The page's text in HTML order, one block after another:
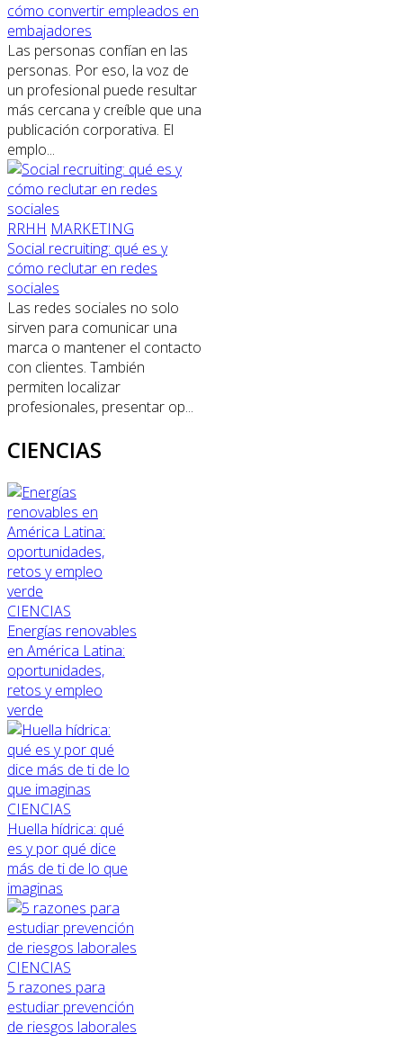
cómo convertir empleados en
embajadores
Las personas confían en las
personas. Por eso, la voz de
un profesional puede resultar
más cercana y creíble que una
publicación corporativa. El
emplo...
RRHH MARKETING
Social recruiting: qué es y
cómo reclutar en redes
sociales
Las redes sociales no solo
sirven para comunicar una
marca o mantener el contacto
con clientes. También
permiten localizar
profesionales, presentar op...
CIENCIAS
CIENCIAS
Energías renovables
en América Latina:
oportunidades,
retos y empleo
verde
CIENCIAS
Huella hídrica: qué
es y por qué dice
más de ti de lo que
imaginas
CIENCIAS
5 razones para
estudiar prevención
de riesgos laborales